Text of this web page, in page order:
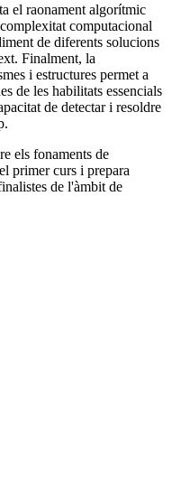
el raonament algorítmic
computacional
de diferents solucions
Finalment, la
i estructures permet a
de les habilitats essencials
de detectar i resoldre
els fonaments de
primer curs i prepara
de l'àmbit de